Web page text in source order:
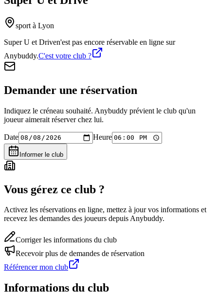
sport à Lyon
Super U et Driven'est pas encore réservable en ligne sur
Anybuddy.C'est votre club ?
Demander une réservation
Indiquez le créneau souhaité. Anybuddy prévient le club qu'un
joueur aimerait réserver chez lui.
Date Heure
Informer le club
Vous gérez ce club ?
Activez les réservations en ligne, mettez à jour vos informations et
recevez les demandes des joueurs depuis Anybuddy.
Corriger les informations du club
Recevoir plus de demandes de réservation
Référencer mon club
Informations du club